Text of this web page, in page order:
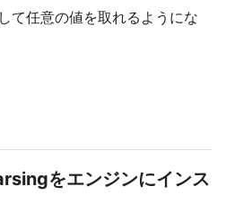
て任意の値を取れるようにな
をエンジンにインス